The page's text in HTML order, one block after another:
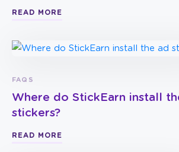
READ MORE
FAQS
Where do StickEarn install
stickers?
READ MORE